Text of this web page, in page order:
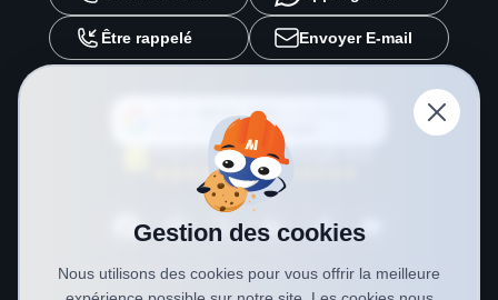
Être rappelé Envoyer E-mail
METAL 2000
source préférée surGoogle
Gestion des cookies
Nous utilisons des cookies pour vous offrir la meilleure